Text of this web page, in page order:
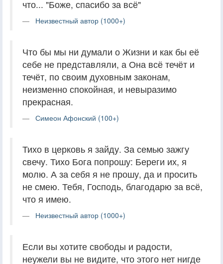
что... "Боже, спасибо за всё"
Неизвестный автор (1000+)
Что бы мы ни думали о Жизни и как бы её
себе не представляли, а Она всё течёт и
течёт, по своим духовным законам,
неизменно спокойная, и невыразимо
прекрасная.
Симеон Афонский (100+)
Тихо в церковь я зайду. За семью зажгу
свечу. Тихо Бога попрошу: Береги их, я
молю. А за себя я не прошу, да и просить
не смею. Тебя, Господь, благодарю за всё,
что я имею.
Неизвестный автор (1000+)
Если вы хотите свободы и радости,
неужели вы не видите, что этого нет нигде